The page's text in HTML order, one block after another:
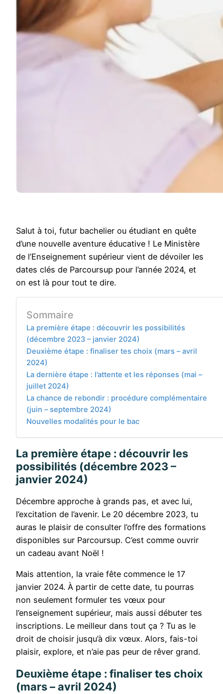
Salut à toi, futur bachelier ou étudiant en quête
d’une nouvelle aventure éducative ! Le Ministère
de l’Enseignement supérieur vient de dévoiler les
dates clés de Parcoursup pour l’année 2024, et
on est là pour tout te dire.
Sommaire
La première étape : découvrir les possibilités
(décembre 2023 – janvier 2024)
Deuxième étape : finaliser tes choix (mars – avril
2024)
La dernière étape : l’attente et les réponses (mai –
juillet 2024)
La chance de rebondir : procédure complémentaire
(juin – septembre 2024)
Nouvelles modalités pour le bac
La première étape : découvrir les
possibilités (décembre 2023 –
janvier 2024)
Décembre approche à grands pas, et avec lui,
l’excitation de l’avenir. Le 20 décembre 2023, tu
auras le plaisir de consulter l’offre des formations
disponibles sur Parcoursup. C’est comme ouvrir
un cadeau avant Noël !
Mais attention, la vraie fête commence le 17
janvier 2024. À partir de cette date, tu pourras
non seulement formuler tes vœux pour
l’enseignement supérieur, mais aussi débuter tes
inscriptions. Le meilleur dans tout ça ? Tu as le
droit de choisir jusqu’à dix vœux. Alors, fais-toi
plaisir, explore, et n’aie pas peur de rêver grand.
Deuxième étape : finaliser tes choix
(mars – avril 2024)